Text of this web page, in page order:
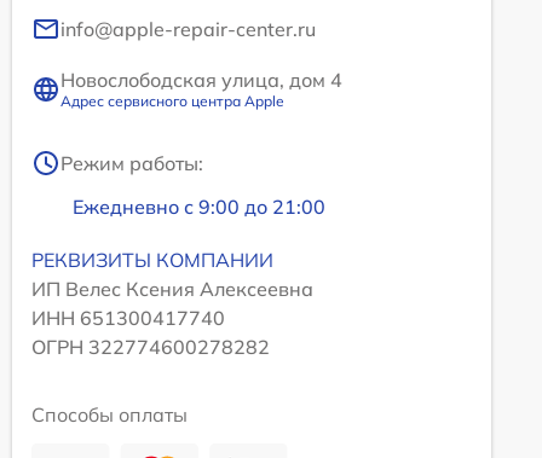
info@apple-repair-center.ru
Новослободская улица, дом 4
Адрес сервисного центра Apple
Режим работы:
Ежедневно с 9:00 до 21:00
РЕКВИЗИТЫ КОМПАНИИ
ИП Велес Ксения Алексеевна
ИНН 651300417740
ОГРН 322774600278282
Способы оплаты